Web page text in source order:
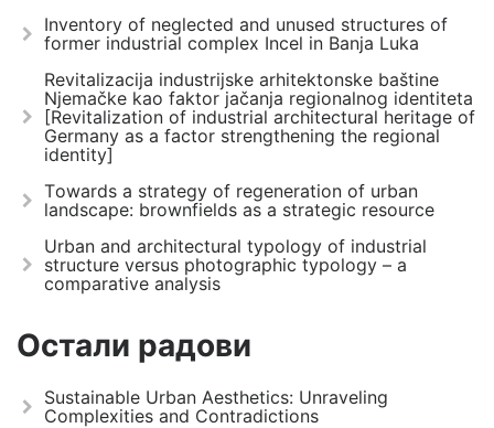
Inventory of neglected and unused structures of
former industrial complex Incel in Banja Luka
Revitalizacija industrijske arhitektonske baštine
Njemačke kao faktor jačanja regionalnog identiteta
[Revitalization of industrial architectural heritage of
Germany as a factor strengthening the regional
identity]
Тowards a strategy of regeneration of urban
landscape: brownfields as a strategic resource
Urban and architectural typology of industrial
structure versus photographic typology – a
comparative analysis
Остали радови
Sustainable Urban Aesthetics: Unraveling
Complexities and Contradictions